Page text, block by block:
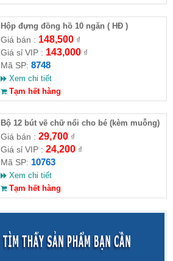
Hộp đựng đồng hồ 10 ngăn ( HĐ )
Giá bán : 148,500₫
Giá sỉ VIP : 143,000₫
Mã SP: 8748
Xem chi tiết
Tạm hết hàng
Bộ 12 bút vẽ chữ nổi cho bé (kèm muỗng)
( HĐ )
Giá bán : 29,700₫
Giá sỉ VIP : 24,200₫
Mã SP: 10763
Xem chi tiết
Tạm hết hàng